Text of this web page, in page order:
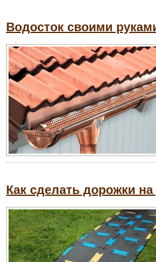
Водосток своими
Как сделать дорожки